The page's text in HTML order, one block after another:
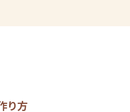
り方